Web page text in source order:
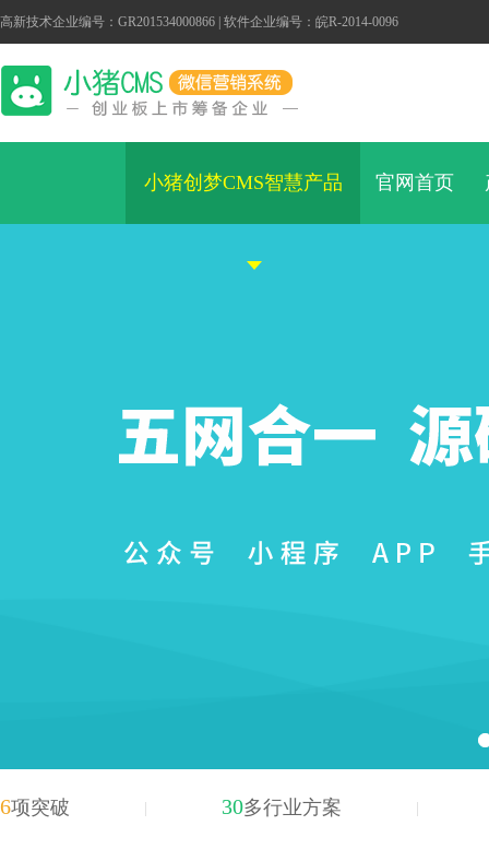
高新技术企业编号：GR201534000866 | 软件企业编号：皖R-2014-0096
小猪创梦CMS智慧产品 官网首页
6项突破 30多行业方案